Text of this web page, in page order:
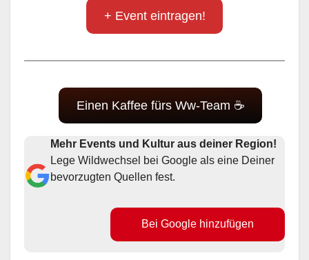
+ Event eintragen!
Einen Kaffee fürs Ww-Team ☕
Mehr Events und Kultur aus deiner Region!
Lege Wildwechsel bei Google als eine Deiner
bevorzugten Quellen fest.
Bei Google hinzufügen